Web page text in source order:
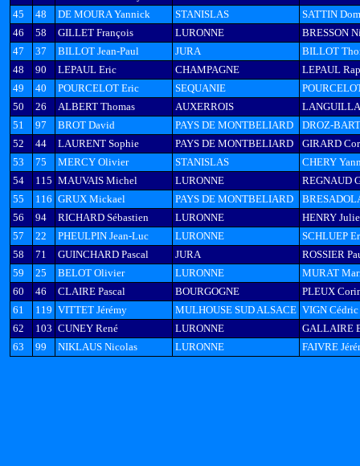
45
48 DE MOURA Yannick STANISLAS
SATTIN
46
58 GILLET François LURONNE
BRESSON
47
37 BILLOT Jean-Paul JURA
BILLOT
48
90 LEPAUL Eric CHAMPAGNE
LEPAUL
49
40 POURCELOT Eric SEQUANIE
50
26 ALBERT Thomas AUXERROIS
51
97 BROT David PAYS DE MONTBELIARD
DROZ-
52
44 LAURENT Sophie PAYS DE MONTBELIARD
GIRARD
53
75 MERCY Olivier STANISLAS
CHERY
54
115 MAUVAIS Michel LURONNE
REGNAUD
55
116 GRUX Mickael PAYS DE MONTBELIARD
56
94 RICHARD Sébastien LURONNE
HENRY
57
22 PHEULPIN Jean-Luc LURONNE
SCHLUEP
58
71 GUINCHARD Pascal JURA
ROSSIER
59
25 BELOT Olivier LURONNE
MURAT
60
46 CLAIRE Pascal BOURGOGNE
PLEUX
61
119 VITTET Jérémy MULHOUSE SUD ALSACE VIGN Cédric
62
103 CUNEY René LURONNE
GALLAIRE
63
99 NIKLAUS Nicolas LURONNE FAIVRE